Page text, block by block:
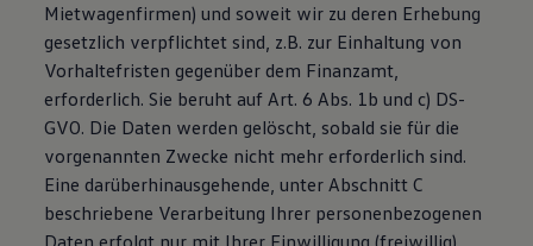
Mietwagenfirmen) und soweit wir zu deren Erhebung
gesetzlich verpflichtet sind, z.B. zur Einhaltung von
Vorhaltefristen gegenüber dem Finanzamt,
erforderlich. Sie beruht auf Art. 6 Abs. 1b und c) DS-
GVO. Die Daten werden gelöscht, sobald sie für die
vorgenannten Zwecke nicht mehr erforderlich sind.
Eine darüberhinausgehende, unter Abschnitt C
beschriebene Verarbeitung Ihrer personenbezogenen
Daten erfolgt nur mit Ihrer Einwilligung (freiwillig).